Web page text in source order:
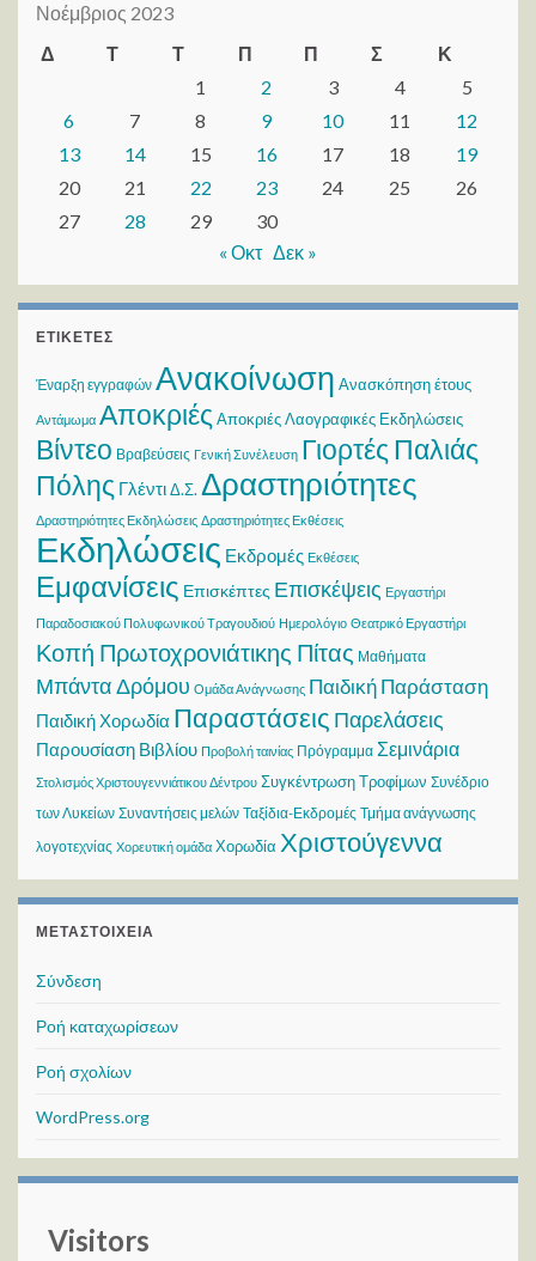
Νοέμβριος 2023
Δ
Τ Τ Π Π Σ
Κ
1
2 3 4
5
6
7 8 9 10 11
12
13
14 15 16 17 18
19
20
21 22 23 24 25
26
27
28 29
30
« Οκτ Δεκ »
ΕΤΙΚΈΤΕΣ
Έναρξη εγγραφών Ανακοίνωση Ανασκόπηση έτους
Αντάμωμα Αποκριές Αποκριές Λαογραφικές Εκδηλώσεις
Βίντεο Βραβεύσεις Γενική Συνέλευση Γιορτές Παλιάς
Πόλης ΓλέντιΔ.Σ. Δραστηριότητες
Δραστηριότητες Εκδηλώσεις Δραστηριότητες Εκθέσεις
Εκδηλώσεις Εκδρομές Εκθέσεις
Εμφανίσεις Επισκέπτες Επισκέψεις Εργαστήρι
Παραδοσιακού Πολυφωνικού Τραγουδιού Ημερολόγιο Θεατρικό Εργαστήρι
Κοπή Πρωτοχρονιάτικης Πίτας Μαθήματα
Μπάντα Δρόμου Ομάδα Ανάγνωσης Παιδική Παράσταση
Παιδική Χορωδία Παραστάσεις Παρελάσεις
Παρουσίαση Βιβλίου Προβολή ταινίας Πρόγραμμα Σεμινάρια
Στολισμός Χριστουγεννιάτικου Δέντρου Συγκέντρωση Τροφίμων Συνέδριο
των Λυκείων Συναντήσεις μελών Ταξίδια-Εκδρομές Τμήμα ανάγνωσης
λογοτεχνίας Χορευτική ομάδα Χορωδία Χριστούγεννα
ΜΕΤΑΣΤΟΙΧΕΊΑ
Σύνδεση
Ροή καταχωρίσεων
Ροή σχολίων
WordPress.org
Visitors